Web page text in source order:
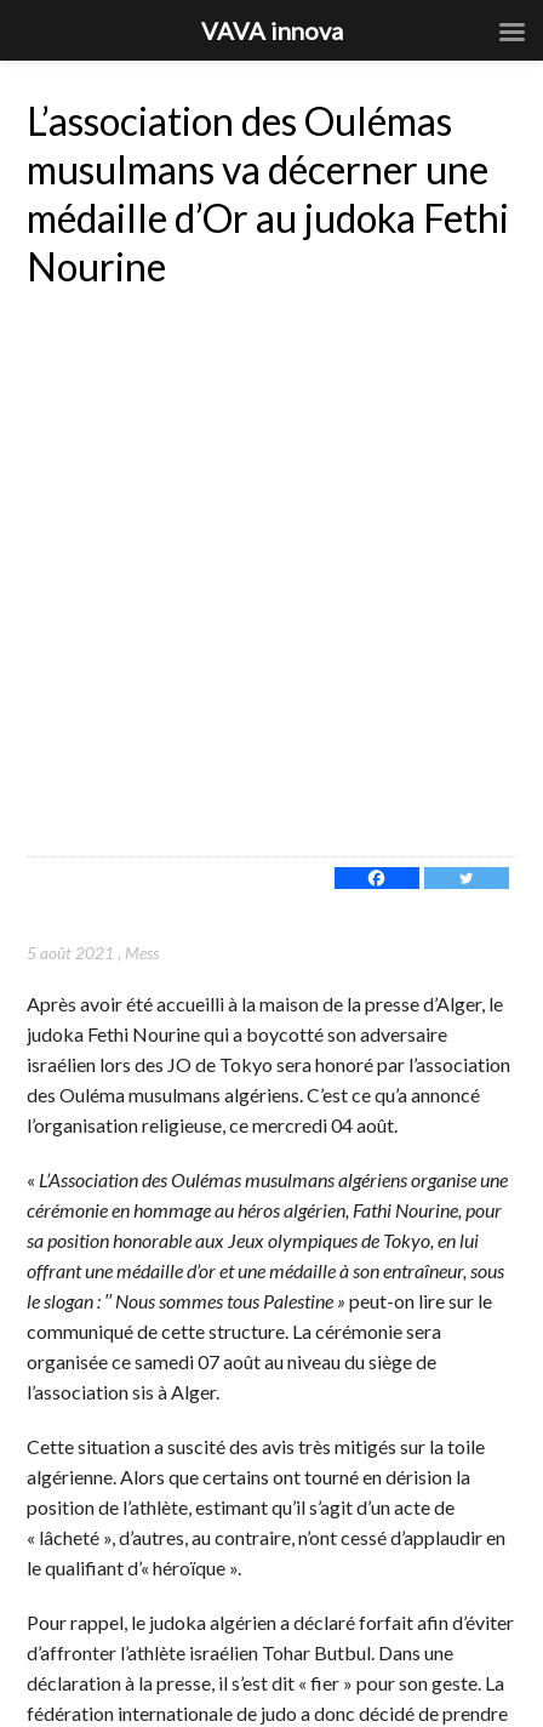
L’association des Oulémas
musulmans va décerner une
médaille d’Or au judoka Fethi
Nourine
5 août 2021 , Mess
Après avoir été accueilli à la maison de la presse d’Alger, le
judoka Fethi Nourine qui a boycotté son adversaire
israélien lors des JO de Tokyo sera honoré par l’association
des Ouléma musulmans algériens. C’est ce qu’a annoncé
l’organisation religieuse, ce mercredi 04 août.
« L’Association des Oulémas musulmans algériens organise une
cérémonie en hommage au héros algérien, Fathi Nourine, pour
sa position honorable aux Jeux olympiques de Tokyo, en lui
offrant une médaille d’or et une médaille à son entraîneur, sous
le slogan : ′′ Nous sommes tous Palestine » peut-on lire sur le
communiqué de cette structure. La cérémonie sera
organisée ce samedi 07 août au niveau du siège de
l’association sis à Alger.
Cette situation a suscité des avis très mitigés sur la toile
algérienne. Alors que certains ont tourné en dérision la
position de l’athlète, estimant qu’il s’agit d’un acte de
« lâcheté », d’autres, au contraire, n’ont cessé d’applaudir en
le qualifiant d’« héroïque ».
Pour rappel, le judoka algérien a déclaré forfait afin d’éviter
d’affronter l’athlète israélien Tohar Butbul. Dans une
déclaration à la presse, il s’est dit « fier » pour son geste. La
fédération internationale de judo a donc décidé de prendre
VAVA innova